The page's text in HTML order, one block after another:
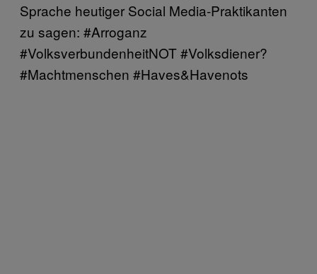
Sprache heutiger Social Media-Praktikanten
zu sagen: #Arroganz
#VolksverbundenheitNOT #Volksdiener?
#Machtmenschen #Haves&Havenots